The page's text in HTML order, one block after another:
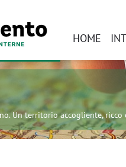
HOME
Un territorio accogliente,